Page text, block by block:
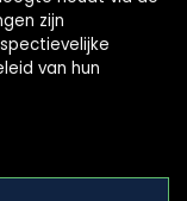
zijn
van hun